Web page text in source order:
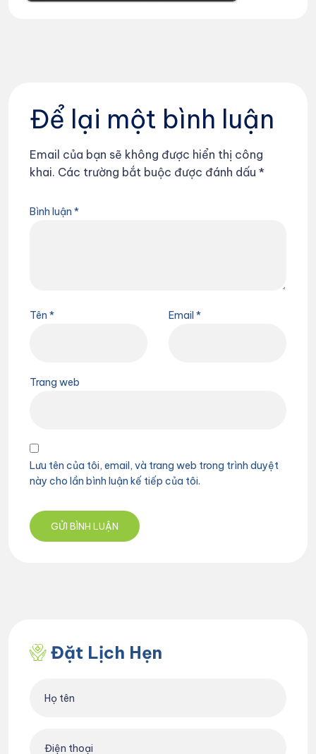
Để lại một bình luận
Email của bạn sẽ không được hiển thị công
khai. Các trường bắt buộc được đánh dấu *
Bình luận *
Tên * Email *
Trang web
Lưu tên của tôi, email, và trang web trong trình duyệt
này cho lần bình luận kế tiếp của tôi.
Đặt Lịch Hẹn